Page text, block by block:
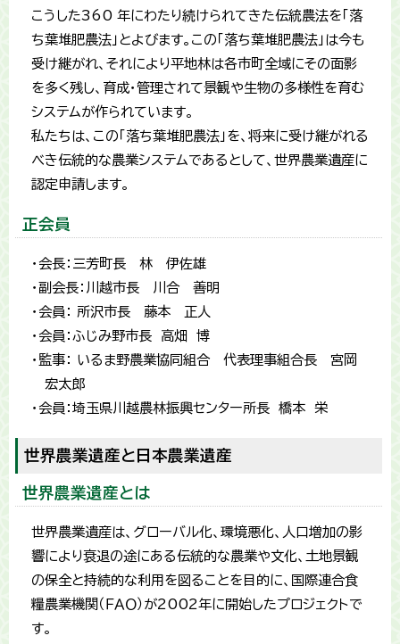
こうした360 年にわたり続けられてきた伝統農法を「落
ち葉堆肥農法」とよびます。この「落ち葉堆肥農法」は今も
受け継がれ、それにより平地林は各市町全域にその面影
を多く残し、育成・管理されて景観や生物の多様性を育む
システムが作られています。
私たちは、この「落ち葉堆肥農法」を、将来に受け継がれる
べき伝統的な農業システムであるとして、世界農業遺産に
認定申請します。
正会員
・会長：三芳町長 林 伊佐雄
・副会長：川越市長 川合 善明
・会員： 所沢市長 藤本 正人
・会員：ふじみ野市長 高畑 博
・監事： いるま野農業協同組合 代表理事組合長 宮岡
宏太郎
・会員：埼玉県川越農林振興センター所長 橋本 栄
世界農業遺産と日本農業遺産
世界農業遺産とは
世界農業遺産は、グローバル化、環境悪化、人口増加の影
響により衰退の途にある伝統的な農業や文化、土地景観
の保全と持続的な利用を図ることを目的に、国際連合食
糧農業機関（ＦＡＯ）が2002年に開始したプロジェクトで
す。